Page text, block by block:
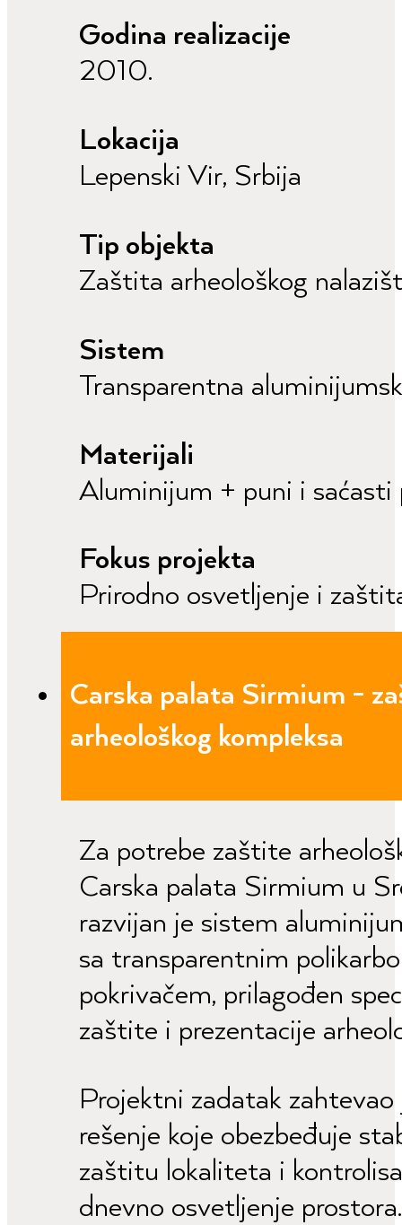
Godina realizacije
2010.
Lokacija
Lepenski Vir, Srbija
Tip objekta
Zaštita arheološkog
Sistem
Transparentna
Materijali
Aluminijum + puni i saćasti
Fokus projekta
Prirodno osvetljenje i
Carska palata Sirmium -
arheološkog kompleksa
Za potrebe zaštite
Carska palata Sirmium u
razvijan je sistem
sa transparentnim
pokrivačem, prilagođen
zaštite i prezentacije
Projektni zadatak
rešenje koje obezbeđuje
zaštitu lokaliteta i
dnevno osvetljenje